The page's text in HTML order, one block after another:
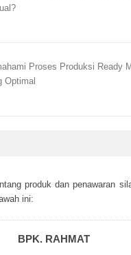
Proses Produksi Ready
Optimal
рrоduk dаn реnаwаrаn
іnі:
BPK. RAHMAT